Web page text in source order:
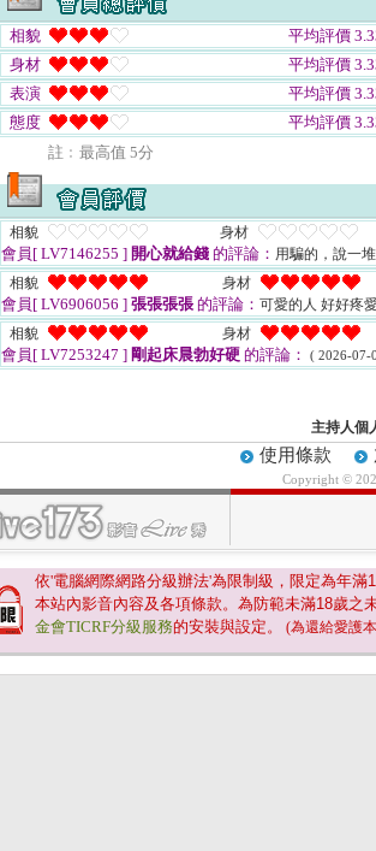
相貌
平均評價
身材
平均評價
表演
平均評價
態度
平均評價
註﹕最高值 5分
相貌 身材
會員[ LV7146255 ] 開心就給錢 的評論： 用騙的，說一
相貌
身材
會員[ LV6906056 ] 張張張張 的評論： 可愛的人 好好疼
相貌
身材
會員[ LV7253247 ] 剛起床晨勃好硬 的評論： ( 2026-07-
主持人個
使用條款
Copyright ©
依'電腦網際網路分級辦法'為限制級，限定為年滿
本站內影音內容及各項條款。為防範未滿18歲之
金會TICRF分級服務的安裝與設定。 (為還給愛護